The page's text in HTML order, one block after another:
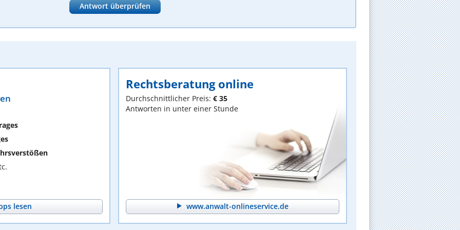
Antwort überprüfen
lesen
Rechtsberatung online
Durchschnittlicher Preis: € 35
Antworten in unter einer Stunde
www.anwalt-onlineservice.de